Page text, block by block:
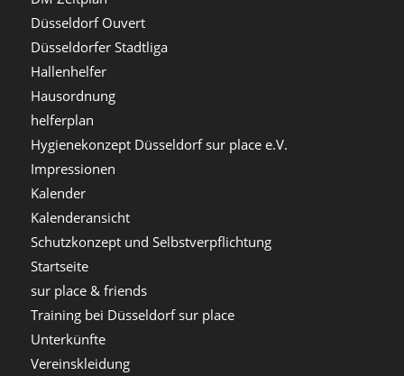
Düsseldorf Ouvert
Düsseldorfer Stadtliga
Hallenhelfer
Hausordnung
helferplan
Hygienekonzept Düsseldorf sur place e.V.
Impressionen
Kalender
Kalenderansicht
Schutzkonzept und Selbstverpflichtung
Startseite
sur place & friends
Training bei Düsseldorf sur place
Unterkünfte
Vereinskleidung